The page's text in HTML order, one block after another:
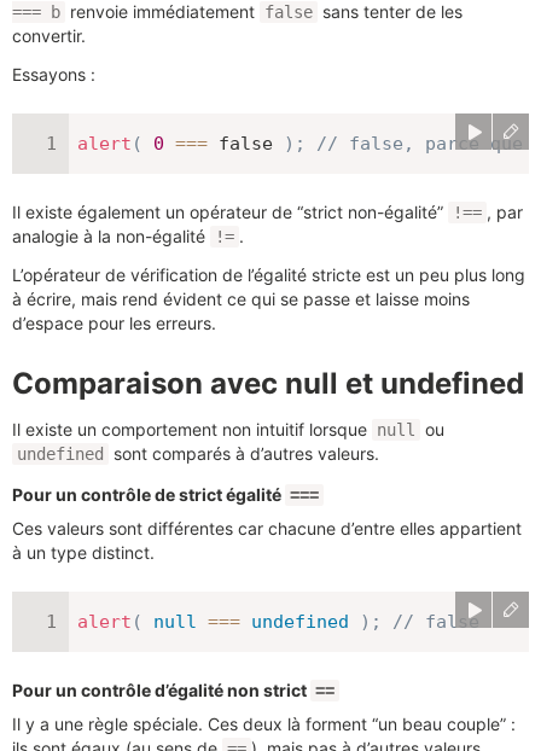
=== b renvoie immédiatement false sans tenter de les
convertir.
Essayons :
alert ( 0 === false ) ; // false, parce que
Il existe également un opérateur de “strict non-égalité” !== , par
analogie à la non-égalité
!= .
L’opérateur de vérification de l’égalité stricte est un peu plus long
à écrire, mais rend évident ce qui se passe et laisse moins
d’espace pour les erreurs.
Comparaison avec null et undefined
Il existe un comportement non intuitif lorsque null ou
undefined
sont comparés à d’autres valeurs.
Pour un contrôle de strict égalité ===
Ces valeurs sont différentes car chacune d’entre elles appartient
à un type distinct.
alert ( null === undefined ) ; // false
Pour un contrôle d’égalité non strict ==
Il y a une règle spéciale. Ces deux là forment “un beau couple” :